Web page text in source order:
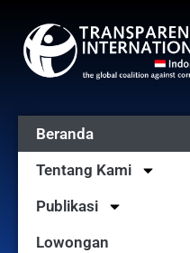
Beranda
Tentang Kami
Publikasi
Lowongan